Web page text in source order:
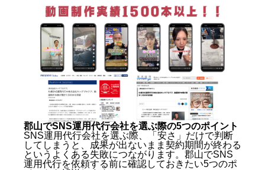
郡山でSNS運用代行会社を選ぶ際の5つのポイント
SNS運用代行会社を選ぶ際、「安さ」だけで判断
してしまうと、成果が出ないまま契約期間が終わる
というよくある失敗につながります。郡山でSNS
運用代行を依頼する前に確認しておきたい5つのポ